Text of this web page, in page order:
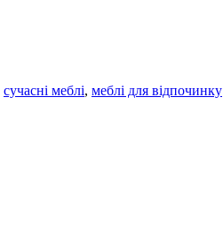
сучасні меблі, меблі для відпочинку